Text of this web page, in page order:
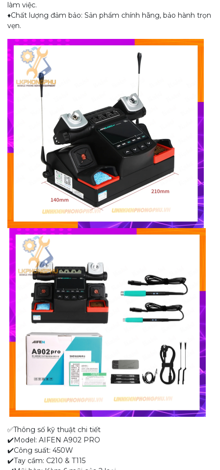
làm việc.
♦️Chất lượng đảm bảo: Sản phẩm chính hãng, bảo hành trọn
vẹn.
✅Thông số kỹ thuật chi tiết
✔️Model: AIFEN A902 PRO
✔️Công suất: 450W
✔️Tay cầm: C210 & T115